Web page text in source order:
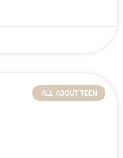
ALL ABOUT TEEN